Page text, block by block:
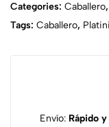
Categories: Caballero,
Tags: Caballero, Platini
Envío: Rápido